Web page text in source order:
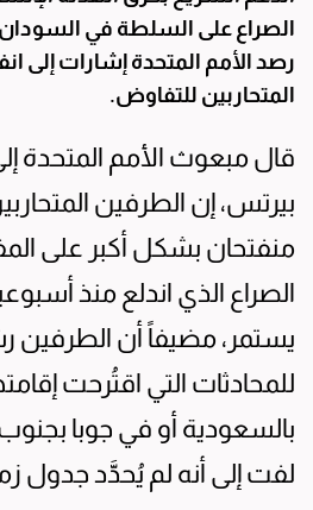
الصراع على السلطة في
رصد الأمم المتحدة إشارات إلى
المتحاربين للتفاوض.
قال مبعوث الأمم المتحدة
بيرتس، إن الطرفين
منفتحان بشكل أكبر على
الصراع الذي اندلع منذ
يستمر، مضيفاً أن الطرفين
للمحادثات التي اقتُرحت
بالسعودية أو في جوبا
لفت إلى أنه لم يُحدَّد جدول